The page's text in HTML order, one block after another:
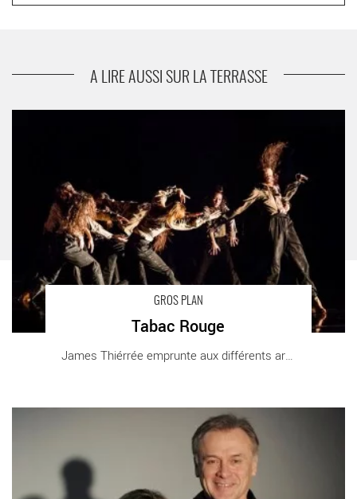
A LIRE AUSSI SUR LA TERRASSE
GROS PLAN
Tabac Rouge
James Thiérrée emprunte aux différents arts [...]
Le cirque, langage universel - Critique sortie